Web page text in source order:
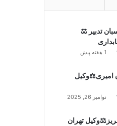
تدبیر ⚖️
1 هفته پیش
امیری⚖️وکیل
نوامبر 26, 2025
تهران